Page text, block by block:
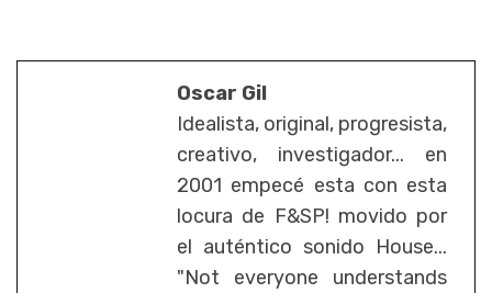
Oscar Gil
Idealista, original, progresista,
creativo, investigador... en
2001 empecé esta con esta
locura de F&SP! movido por
el auténtico sonido House...
"Not everyone understands